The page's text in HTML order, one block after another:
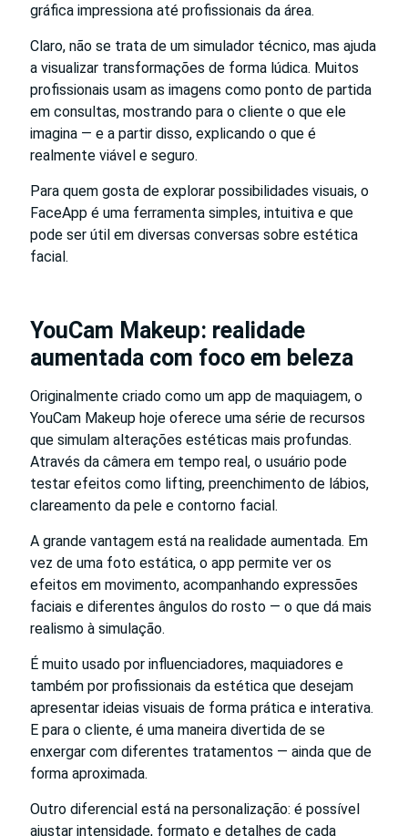
gráfica impressiona até profissionais da área.
Claro, não se trata de um simulador técnico, mas ajuda
a visualizar transformações de forma lúdica. Muitos
profissionais usam as imagens como ponto de partida
em consultas, mostrando para o cliente o que ele
imagina — e a partir disso, explicando o que é
realmente viável e seguro.
Para quem gosta de explorar possibilidades visuais, o
FaceApp é uma ferramenta simples, intuitiva e que
pode ser útil em diversas conversas sobre estética
facial.
YouCam Makeup: realidade
aumentada com foco em beleza
Originalmente criado como um app de maquiagem, o
YouCam Makeup hoje oferece uma série de recursos
que simulam alterações estéticas mais profundas.
Através da câmera em tempo real, o usuário pode
testar efeitos como lifting, preenchimento de lábios,
clareamento da pele e contorno facial.
A grande vantagem está na realidade aumentada. Em
vez de uma foto estática, o app permite ver os
efeitos em movimento, acompanhando expressões
faciais e diferentes ângulos do rosto — o que dá mais
realismo à simulação.
É muito usado por influenciadores, maquiadores e
também por profissionais da estética que desejam
apresentar ideias visuais de forma prática e interativa.
E para o cliente, é uma maneira divertida de se
enxergar com diferentes tratamentos — ainda que de
forma aproximada.
Outro diferencial está na personalização: é possível
ajustar intensidade, formato e detalhes de cada